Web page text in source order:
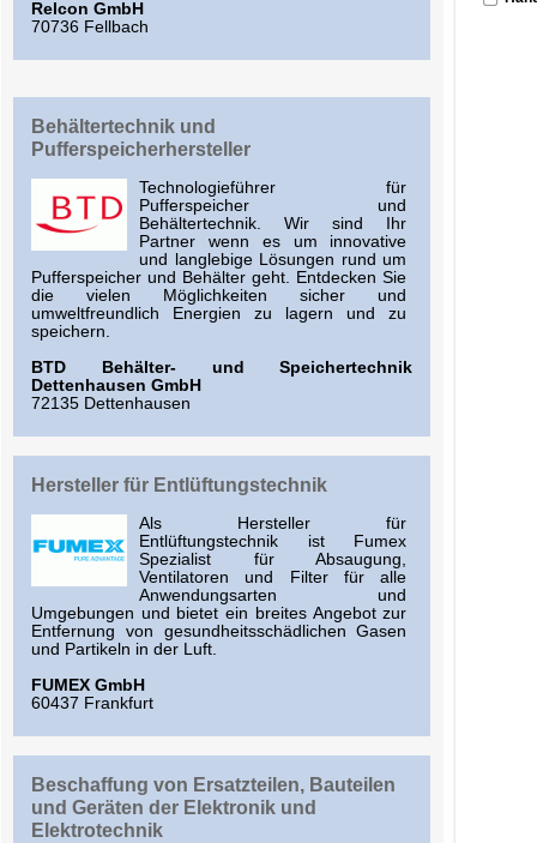
Relcon GmbH
70736 Fellbach
Behältertechnik und
Pufferspeicherhersteller
Technologieführer für
Pufferspeicher und
Behältertechnik. Wir sind Ihr
Partner wenn es um innovative
und langlebige Lösungen rund um
Pufferspeicher und Behälter geht. Entdecken Sie
die vielen Möglichkeiten sicher und
umweltfreundlich Energien zu lagern und zu
speichern.
BTD Behälter- und Speichertechnik
Dettenhausen GmbH
72135 Dettenhausen
Hersteller für Entlüftungstechnik
Als Hersteller für
Entlüftungstechnik ist Fumex
Spezialist für Absaugung,
Ventilatoren und Filter für alle
Anwendungsarten und
Umgebungen und bietet ein breites Angebot zur
Entfernung von gesundheitsschädlichen Gasen
und Partikeln in der Luft.
FUMEX GmbH
60437 Frankfurt
Beschaffung von Ersatzteilen, Bauteilen
und Geräten der Elektronik und
Elektrotechnik